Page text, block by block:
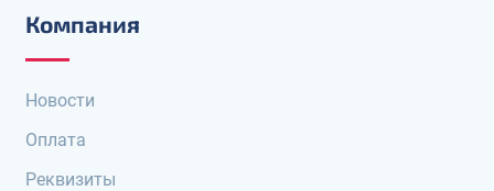
Компания
Новости
Оплата
Реквизиты